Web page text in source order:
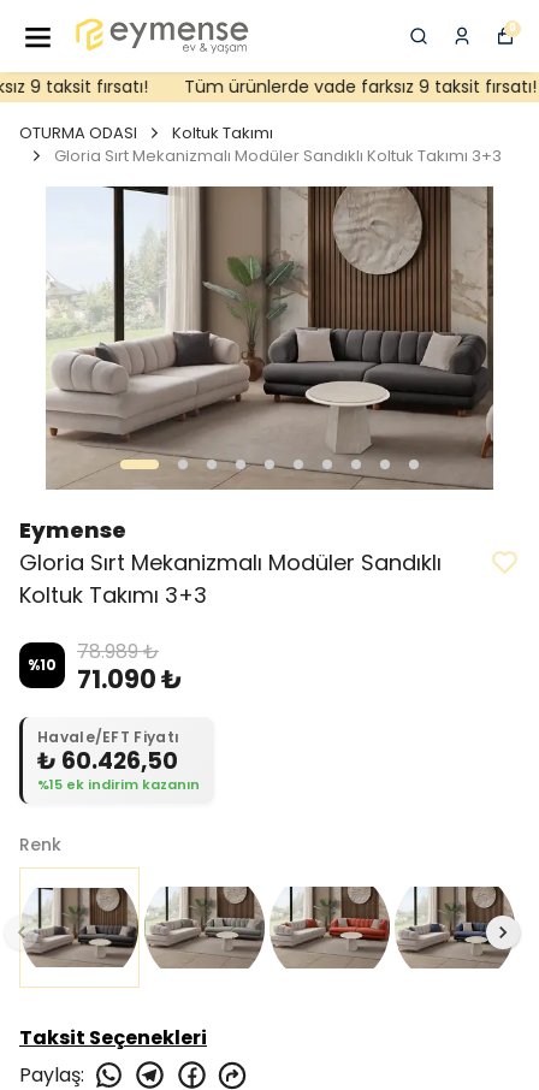
0
9 taksit fırsatı! Tüm ürünlerde vade farksız 9 taksit fırsatı!
OTURMA ODASI
Koltuk Takımı
Gloria Sırt Mekanizmalı Modüler Sandıklı Koltuk Takımı 3+3
Eymense
Gloria Sırt Mekanizmalı Modüler Sandıklı
Koltuk Takımı 3+3
%10 78.989 ₺
71.090 ₺
Havale/EFT Fiyatı
₺ 60.426,50
%15 ek indirim kazanın
Renk
Taksit Seçenekleri
Paylaş: